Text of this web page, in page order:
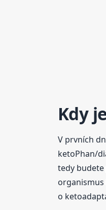
Kdy
V prvních
ketoPhan/
tedy budete
organismus
o